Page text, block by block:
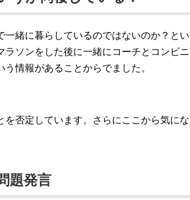
緒に暮らしているのではないのか？とい
ソンをした後に一緒にコーチとコンビニ
情報があることからでました。
否定しています。さらにここから気にな
題発言